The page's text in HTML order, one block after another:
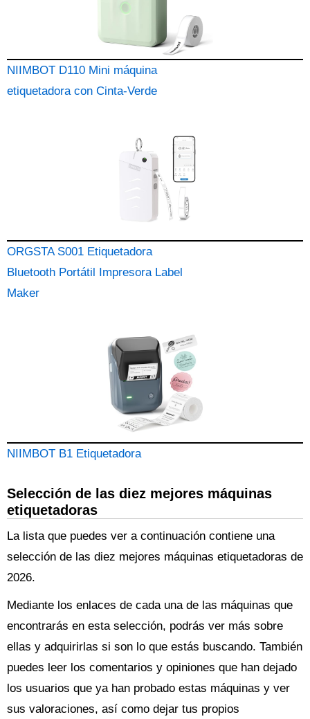
NIIMBOT D110 Mini máquina
etiquetadora con Cinta-Verde
ORGSTA S001 Etiquetadora
Bluetooth Portátil Impresora Label
Maker
NIIMBOT B1 Etiquetadora
Selección de las diez mejores máquinas
etiquetadoras
La lista que puedes ver a continuación contiene una
selección de las diez mejores máquinas etiquetadoras de
2026.
Mediante los enlaces de cada una de las máquinas que
encontrarás en esta selección, podrás ver más sobre
ellas y adquirirlas si son lo que estás buscando. También
puedes leer los comentarios y opiniones que han dejado
los usuarios que ya han probado estas máquinas y ver
sus valoraciones, así como dejar tus propios